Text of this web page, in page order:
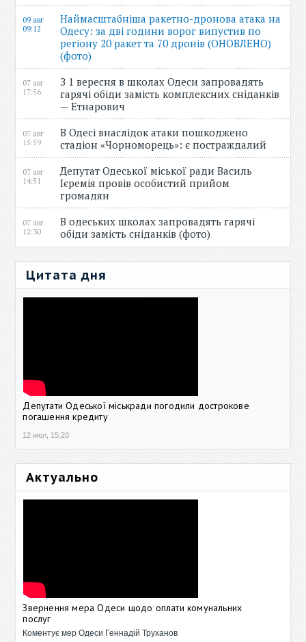
09 авг
09:12
Наймасштабніша ракетно-дронова атака на
Одесу: за дві години ворог випустив по
регіону 20 ракет та 70 дронів (ОНОВЛЕНО)
(фото)
07 авг
17:56
З 1 вересня в школах Одеси запровадять
гарячі обіди замість комплексних сніданків
— Етнарович
07 авг
15:59
В Одесі внаслідок атаки пошкоджено
стадіон «Чорноморець»: є постраждалий
07 авг
14:51
Депутат Одеської міської ради Василь
Ієремія провів особистий прийом
громадян
07 авг
12:30
В одеських школах запровадять гарячі
обіди замість сніданків (фото)
Цитата дня
Депутати Одеської міськради погодили дострокове
погашення кредиту
12 июл, 15:20
Актуально
Звернення мера Одеси щодо оплати комунальних
послуг
Коментує мер Одеси Геннадій Труханов